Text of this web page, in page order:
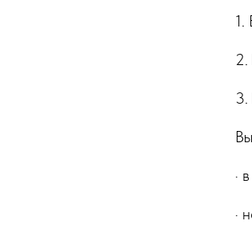
1.
2.
3.
·
·